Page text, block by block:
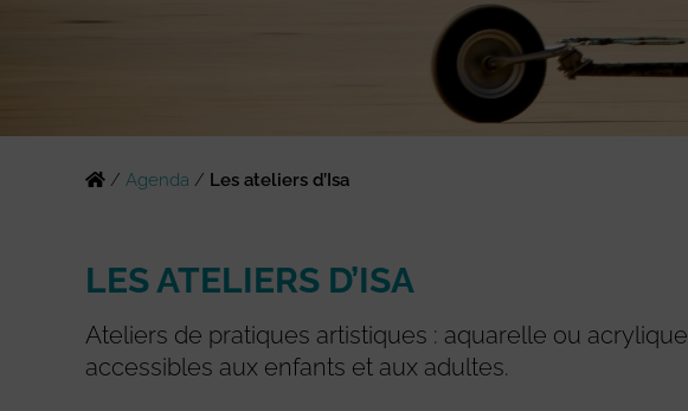
/ Agenda / Les ateliers d’Isa
LES ATELIERS D’ISA
Ateliers de pratiques artistiques : aquarelle ou acrylique
accessibles aux enfants et aux adultes.